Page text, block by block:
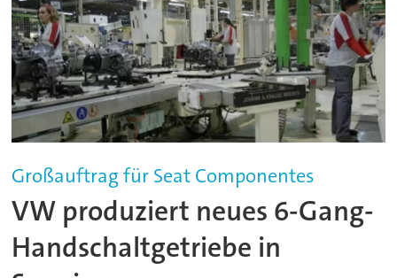
Großauftrag für Seat Componentes
VW produziert neues 6-Gang-
Handschaltgetriebe in